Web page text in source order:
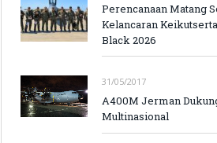
Perencanaan Matang
Kelancaran
Black 2026
31/05/2017
A400M Jerman
Multinasional